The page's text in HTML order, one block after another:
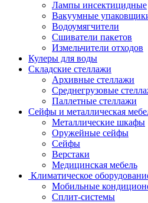
Лампы инсектицидные
Вакуумные
Водоумягчители
Сшиватели пакетов
Измельчители отходов
Кулеры для воды
Складские стеллажи
Архивные стеллажи
Среднегрузовые
Паллетные стеллажи
Сейфы и металлическая
Металлические шкафы
Оружейные сейфы
Сейфы
Верстаки
Медицинская мебель
Климатическое
Мобильные
Сплит-системы